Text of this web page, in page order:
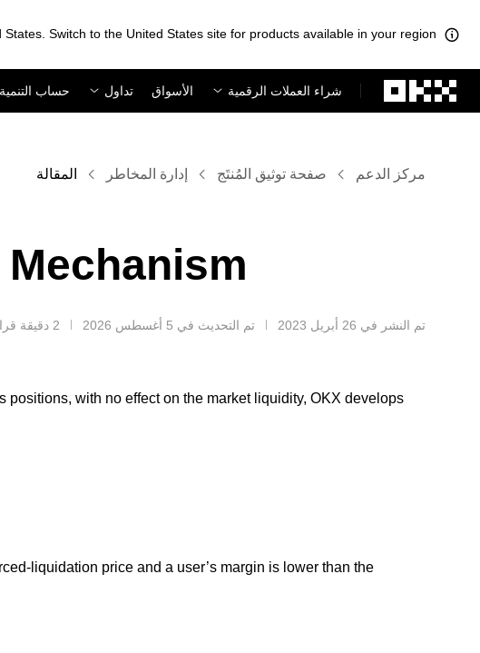
Switch to the United States site for products available in your region.
شراء العملات الرقمية
الأسواق تداول حساب التنمية
مركز الدعم صفحة توثيق المُنتَج إدارة المخاطر المقالة
تم النشر في ‏26 أبريل 2023 تم التحديث في ‏5 أغسطس 2026 2 دقيقة قراءة
with no effect on the market liquidity, OKX develops
liquidation price and a user’s margin is lower than the